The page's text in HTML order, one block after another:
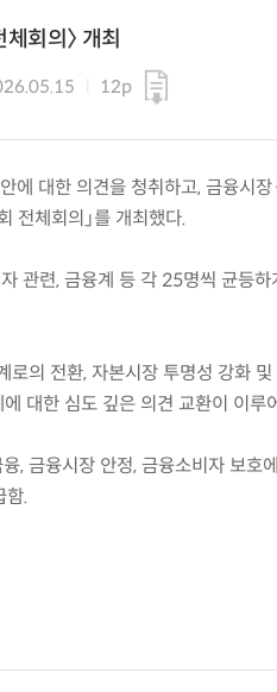
회의〉 개최
12p
에 대한 의견을 청취하고, 금융시
전체회의」를 개최했다.
관련, 금융계 등 각 25명씩 균등
의 전환, 자본시장 투명성 강화
대한 심도 깊은 의견 교환이 이루
, 금융시장 안정, 금융소비자 보호
함.